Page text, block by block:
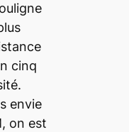
cinq
envie
on est